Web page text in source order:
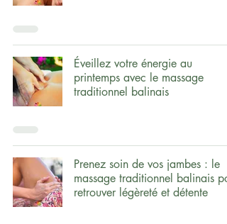
Éveillez votre énergie au
printemps avec le massage
traditionnel balinais
Prenez soin de vos jambes : le
massage traditionnel balinais
retrouver légèreté et détente